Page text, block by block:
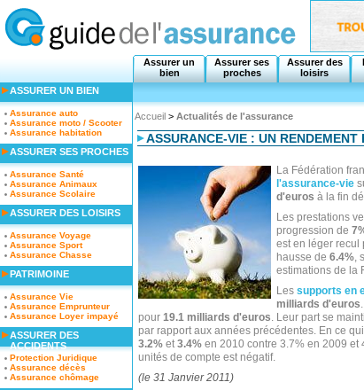
Assurer un
bien
Assurer ses
proches
Assurer des
loisirs
Accueil > Actualités de l'assurance
ASSURANCE-VIE : UN RENDEMENT
La Fédération
l'assurance-vie
d'euros à la fin
Les prestations
progression de
est en léger recul
hausse de 6.4%,
estimations de la
Les supports en
milliards d'euros
pour 19.1 milliards d'euros. Leur part se
par rapport aux années précédentes. En ce
3.2% et3.4% en 2010 contre 3.7% en 2009 et
unités de compte est négatif.
(le 31 Janvier 2011)
ASSURER UN BIEN
Assurance auto
Assurance moto / Scooter
Assurance habitation
ASSURER SES PROCHES
Assurance Santé
Assurance Animaux
Assurance Scolaire
ASSURER DES LOISIRS
Assurance Voyage
Assurance Sport
Assurance Chasse
PATRIMOINE
Assurance Vie
Assurance Emprunteur
Assurance Loyer impayé
ASSURER DES
ACCIDENTS
Protection Juridique
Assurance décès
Assurance chômage